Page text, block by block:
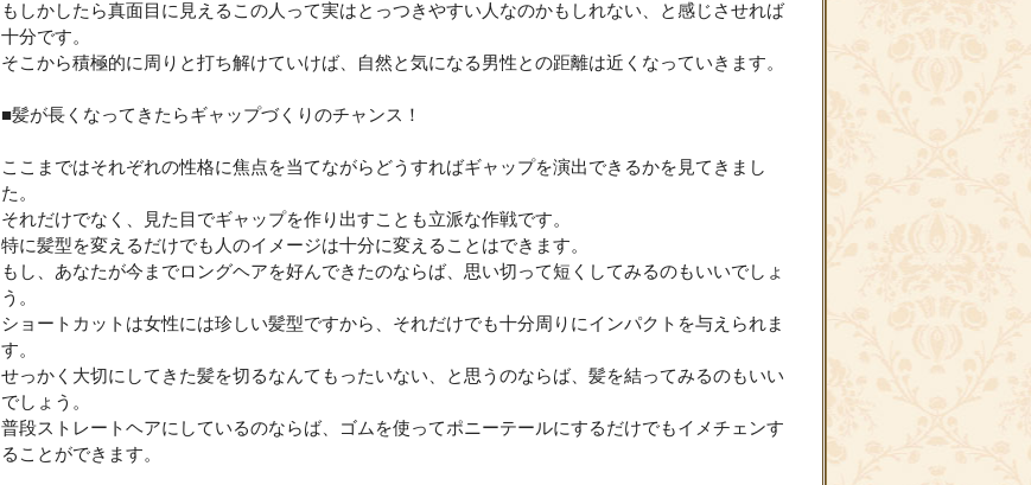
もしかしたら真面目に見えるこの人って実はとっつきやすい人なのかもしれない、と感じさせれば
十分です。
そこから積極的に周りと打ち解けていけば、自然と気になる男性との距離は近くなっていきます。
■髪が長くなってきたらギャップづくりのチャンス！
ここまではそれぞれの性格に焦点を当てながらどうすればギャップを演出できるかを見てきまし
た。
それだけでなく、見た目でギャップを作り出すことも立派な作戦です。
特に髪型を変えるだけでも人のイメージは十分に変えることはできます。
もし、あなたが今までロングヘアを好んできたのならば、思い切って短くしてみるのもいいでしょ
う。
ショートカットは女性には珍しい髪型ですから、それだけでも十分周りにインパクトを与えられま
す。
せっかく大切にしてきた髪を切るなんてもったいない、と思うのならば、髪を結ってみるのもいい
でしょう。
普段ストレートヘアにしているのならば、ゴムを使ってポニーテールにするだけでもイメチェンす
ることができます。